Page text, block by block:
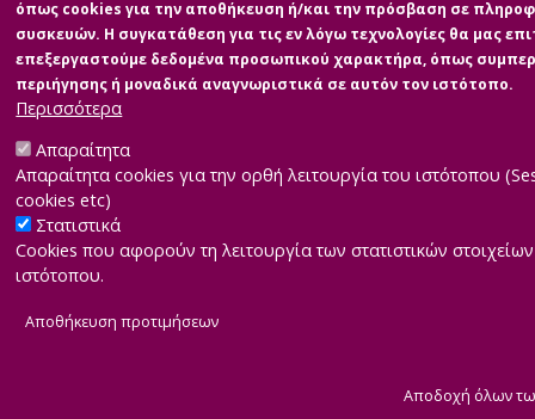
όπως cookies για την αποθήκευση ή/και την πρόσβαση σε
συσκευών. Η συγκατάθεση για τις εν λόγω τεχνολογίες θα μας
επεξεργαστούμε δεδομένα προσωπικού χαρακτήρα, όπως
περιήγησης ή μοναδικά αναγνωριστικά σε αυτόν τον ιστότοπο.
Περισσότερα
Απαραίτητα
Απαραίτητα cookies για την ορθή λειτουργία του ιστότοπου
cookies etc)
Στατιστικά
Cookies που αφορούν τη λειτουργία των στατιστικών
ιστότοπου.
Αποθήκευση προτιμήσεων
Αποδοχή όλων